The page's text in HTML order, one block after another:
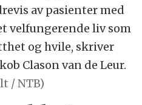
av pasienter med
velfungerende liv som
og hvile, skriver
Clason van de Leur.
/ NTB)